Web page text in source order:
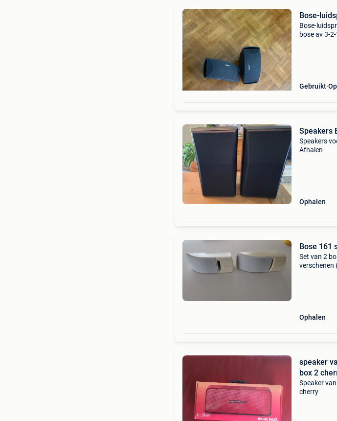
Bose-
Bose-
bose av 3-
Gebruikt
Speakers
Speakers
Afhalen
Ophalen
Bose 161
Set van 2
verschenen
Ophalen
speaker
box 2
Speaker
cherry